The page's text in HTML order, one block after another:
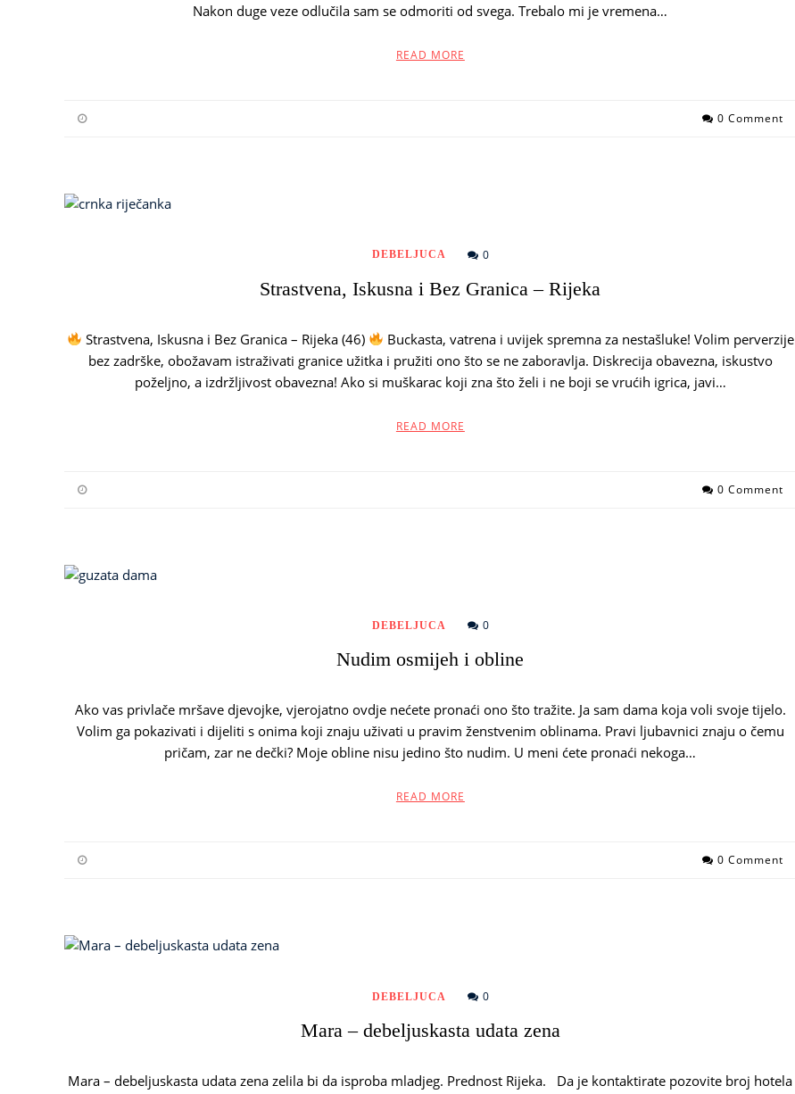
Nakon duge veze odlučila sam se odmoriti od svega. Trebalo mi je vremena…
READ MORE
0 Comment
DEBELJUCA 0
Strastvena, Iskusna i Bez Granica – Rijeka
Strastvena, Iskusna i Bez Granica – Rijeka (46)
Buckasta, vatrena i uvijek spremna za nestašluke! Volim perverzije
bez zadrške, obožavam istraživati granice užitka i pružiti ono što se ne zaboravlja. Diskrecija obavezna, iskustvo
poželjno, a izdržljivost obavezna! Ako si muškarac koji zna što želi i ne boji se vrućih igrica, javi…
READ MORE
0 Comment
DEBELJUCA 0
Nudim osmijeh i obline
Ako vas privlače mršave djevojke, vjerojatno ovdje nećete pronaći ono što tražite. Ja sam dama koja voli svoje tijelo.
Volim ga pokazivati ​​i dijeliti s onima koji znaju uživati ​​u pravim ženstvenim oblinama. Pravi ljubavnici znaju o čemu
pričam, zar ne dečki? Moje obline nisu jedino što nudim. U meni ćete pronaći nekoga…
READ MORE
0 Comment
DEBELJUCA 0
Mara – debeljuskasta udata zena
Mara – debeljuskasta udata zena zelila bi da isproba mladjeg. Prednost Rijeka. Da je kontaktirate pozovite broj hotela